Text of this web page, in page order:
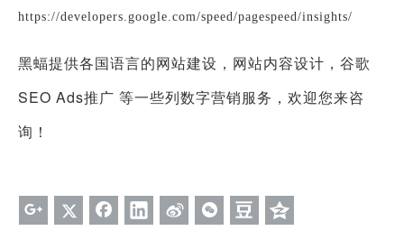
https://developers.google.com/speed/pagespeed/insights/
黑蝠提供各国语言的网站建设，网站内容设计，谷歌
SEO Ads推广 等一些列数字营销服务，欢迎您来咨
询！